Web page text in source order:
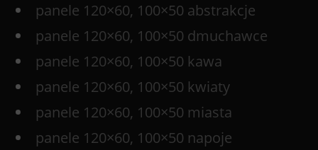
panele 120×60, 100×50 abstrakcje
panele 120×60, 100×50 dmuchawce
panele 120×60, 100×50 kawa
panele 120×60, 100×50 kwiaty
panele 120×60, 100×50 miasta
panele 120×60, 100×50 napoje